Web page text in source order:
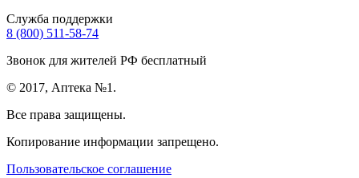
Служба поддержки
8 (800) 511-58-74
Звонок для жителей РФ бесплатный
© 2017, Аптека №1.
Все права защищены.
Копирование информации запрещено.
Пользовательское соглашение